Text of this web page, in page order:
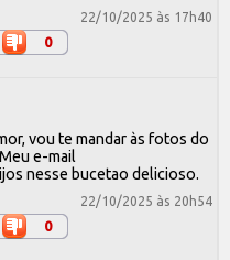
22/10/2025 às 17h40
0
vou te mandar às fotos do
e-mail
nesse bucetao delicioso.
22/10/2025 às 20h54
0